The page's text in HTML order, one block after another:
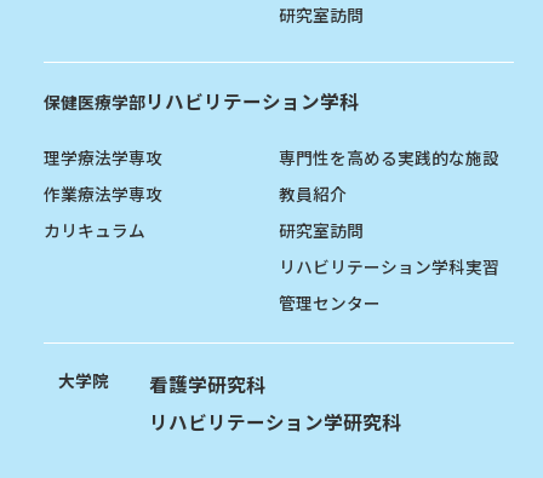
研究室訪問
保健医療学部リハビリテーション学科
理学療法学専攻
作業療法学専攻
カリキュラム
専門性を高める実践的な施設
教員紹介
研究室訪問
リハビリテーション学科実習
管理センター
大学院
看護学研究科
リハビリテーション学研究科